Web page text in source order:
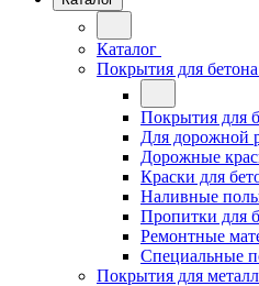
Каталог
Покрытия для бетона
Покрытия для
Для дорожной
Дорожные
Краски для
Наливные
Пропитки для
Ремонтные
Специальные
Покрытия для